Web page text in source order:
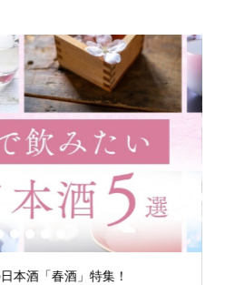
本酒
3 5